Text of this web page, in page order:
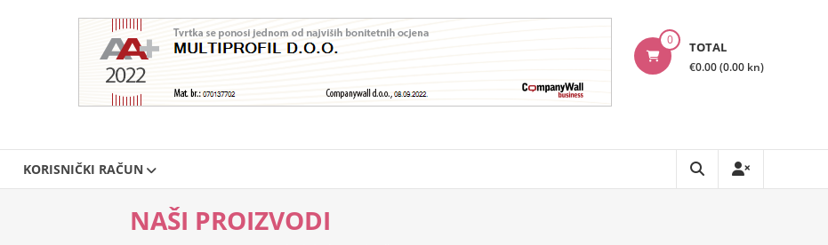
0 TOTAL
€0.00 (0.00 kn)
KORISNIČKI RAČUN
NAŠI PROIZVODI